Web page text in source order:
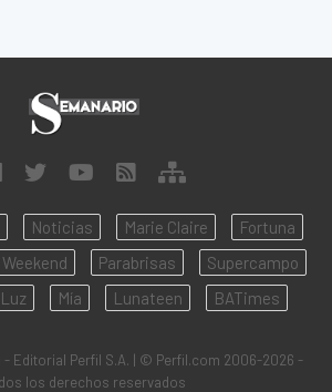
Noticias Marie Claire
Fortuna
Weekend Parabrisas
Supercampo
Luz Mía Lunateen BATimes
Editorial Perfil S.A. | © Perfil.com 2006-2026 -
los derechos reservados